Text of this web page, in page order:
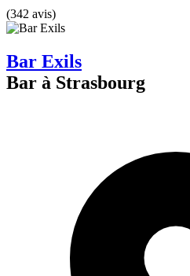
(342 avis)
Bar Exils
Bar à Strasbourg